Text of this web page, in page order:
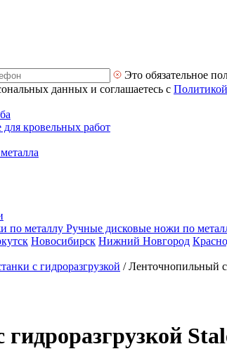
Это обязательное
данных и соглашаетесь с
кровельных работ
Ручные дисковые ножи по
Новосибирск Нижний Новгород
с гидроразгрузкой /Ленточнопильный